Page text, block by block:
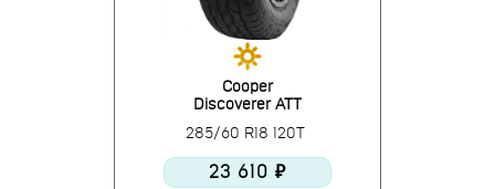
Cooper
Discoverer ATT
285/60 R18 120T
23 610 ₽